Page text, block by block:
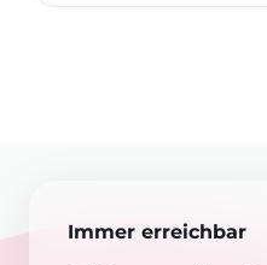
Immer erreichbar